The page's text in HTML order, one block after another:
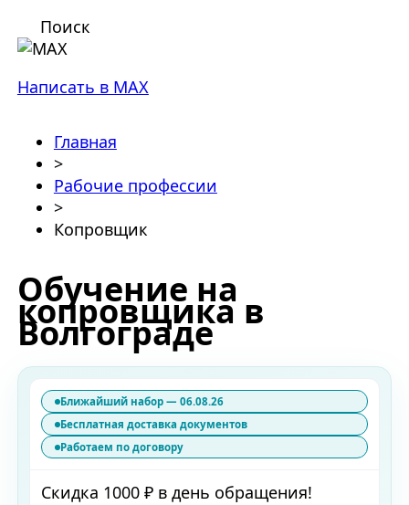
Поиск
Написать в MAX
Главная
>
Рабочие профессии
>
Копровщик
Обучение на
копровщика в
Волгограде
Ближайший набор — 06.08.26
Бесплатная доставка документов
Работаем по договору
Скидка 1000 ₽ в день обращения!